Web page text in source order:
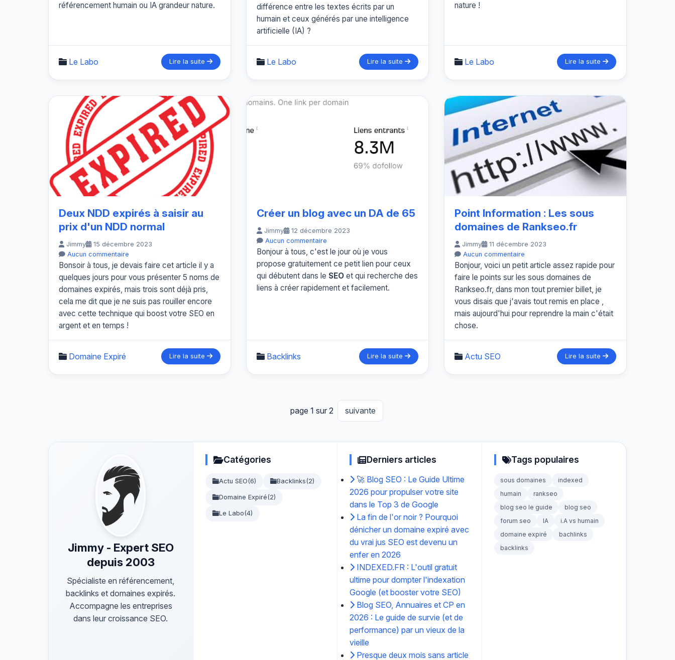
référencement humain ou IA grandeur nature.
Le Labo Lire la suite
différence entre les textes écrits par un
humain et ceux générés par une intelligence
artificielle (IA) ?
Le Labo Lire la suite
nature !
Le Labo Lire la suite
Deux NDD expirés à saisir au
prix d'un NDD normal
Jimmy
15 décembre 2023
Aucun commentaire
Bonsoir à tous, je devais faire cet article il y a
quelques jours pour vous présenter 5 noms de
domaines expirés, mais trois sont déjà pris,
cela me dit que je ne suis pas rouiller encore
avec cette technique qui boost votre SEO en
argent et en temps !
Domaine Expiré Lire la suite
Créer un blog avec un DA de 65
Jimmy
12 décembre 2023
Aucun commentaire
Bonjour à tous, c'est le jour où je vous
propose gratuitement ce petit lien pour ceux
qui débutent dans le SEO et qui recherche des
liens à créer rapidement et facilement.
Backlinks Lire la suite
Point Information : Les sous
domaines de Rankseo.fr
Jimmy
11 décembre 2023
Aucun commentaire
Bonjour, voici un petit article assez rapide pour
faire le points sur les sous domaines de
Rankseo.fr, dans mon tout premier billet, je
vous disais que j'avais tout remis en place ,
mais aujourd'hui pour reprendre la main c'était
chose.
Actu SEO Lire la suite
page 1 sur 2 suivante
Jimmy - Expert SEO
depuis 2003
Spécialiste en référencement,
backlinks et domaines expirés.
Accompagne les entreprises
dans leur croissance SEO.
Catégories
Actu SEO(6) Backlinks(2)
Domaine Expiré(2)
Le Labo(4)
Derniers articles
🚀 Blog SEO : Le Guide Ultime
2026 pour propulser votre site
dans le Top 3 de Google
La fin de l'or noir ? Pourquoi
dénicher un domaine expiré avec
du vrai jus SEO est devenu un
enfer en 2026
INDEXED.FR : L'outil gratuit
ultime pour dompter l'indexation
Google (et booster votre SEO)
Blog SEO, Annuaires et CP en
2026 : Le guide de survie (et de
performance) par un vieux de la
vieille
Presque deux mois sans article
Tags populaires
sous domaines
indexed
humain
rankseo
blog seo le guide
blog seo
forum seo
IA
i.A vs humain
domaine expiré
bachlinks
backlinks